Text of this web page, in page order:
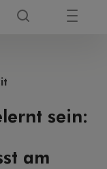
sein:
am